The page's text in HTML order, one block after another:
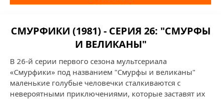
СМУРФИКИ (1981) - СЕРИЯ 26: "СМУРФЫ
И ВЕЛИКАНЫ"
В 26-й серии первого сезона мультсериала
«Смурфики» под названием "Смурфы и великаны"
маленькие голубые человечки сталкиваются с
невероятными приключениями, которые заставят их